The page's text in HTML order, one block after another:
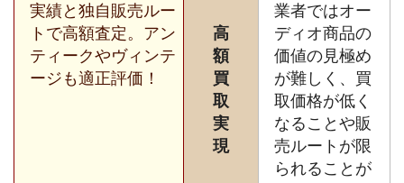
実績と独自販売ルー
トで高額査定。アン
ティークやヴィンテ
ージも適正評価！
高
額
買
取
実
現
業者ではオー
ディオ商品の
価値の見極め
が難しく、買
取価格が低く
なることや販
売ルートが限
られることが